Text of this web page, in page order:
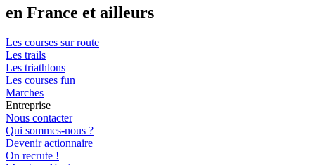
en France et ailleurs
Les courses sur route
Les trails
Les triathlons
Les courses fun
Marches
Entreprise
Nous contacter
Qui sommes-nous ?
Devenir actionnaire
On recrute !